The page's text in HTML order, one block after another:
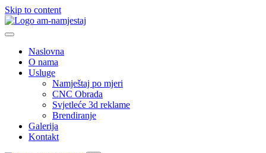
Skip to content
Naslovna
O nama
Usluge
Namještaj po mjeri
CNC Obrada
Svjetleće 3d reklame
Brendiranje
Galerija
Kontakt